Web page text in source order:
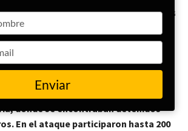
Al Hasaka. (Fuente: Official account -Coordination &
atacaron una prisión en Al Hasaka,
donde se encontraban detenidos
En el ataque participaron hasta 200
Enviar